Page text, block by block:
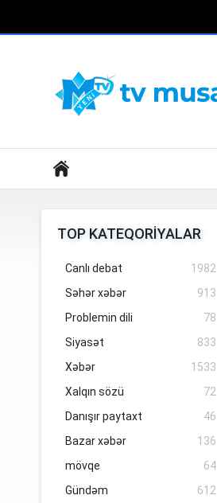
TOP KATEQORİYALAR
Canlı debat
1982
Səhər xəbər
913
Problemin dili
78
Siyasət
833
Xəbər
1533
Xalqın sözü
72
Danışır paytaxt
46
Bazar xəbər
136
mövqe
64
Gündəm
612